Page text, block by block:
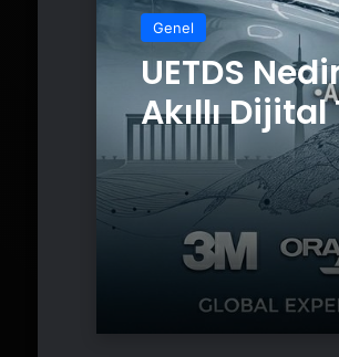
Genel
UETDS
Akıllı Dijital
Yazılımı